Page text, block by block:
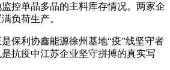
控单晶多晶的主料库存情况。两家企
负荷生产。
保利协鑫能源徐州基地“疫”线坚守者
抗疫中江苏企业坚守拼搏的真实写